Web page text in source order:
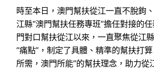
時至本日，澳門幫扶從江一直不脫鉤
江縣“澳門幫扶任務專班”擔任對接的
門對口幫扶從江以來，一直聚焦從江
“痛點”，制定了具體、精準的幫扶打
所需，澳門所能”的幫扶理念，助力從